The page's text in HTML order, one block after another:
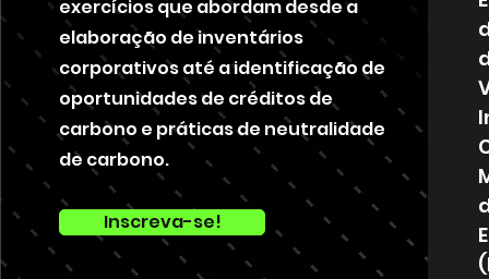
exercícios que abordam desde a
elaboração de inventários
corporativos até a identificação de
oportunidades de créditos de
carbono e práticas de neutralidade
de carbono.
Inscreva-se!